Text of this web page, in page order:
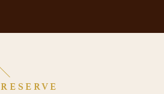
RESERVE